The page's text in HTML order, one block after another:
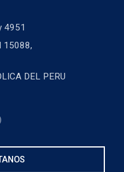
4951
15088,
DEL PERU